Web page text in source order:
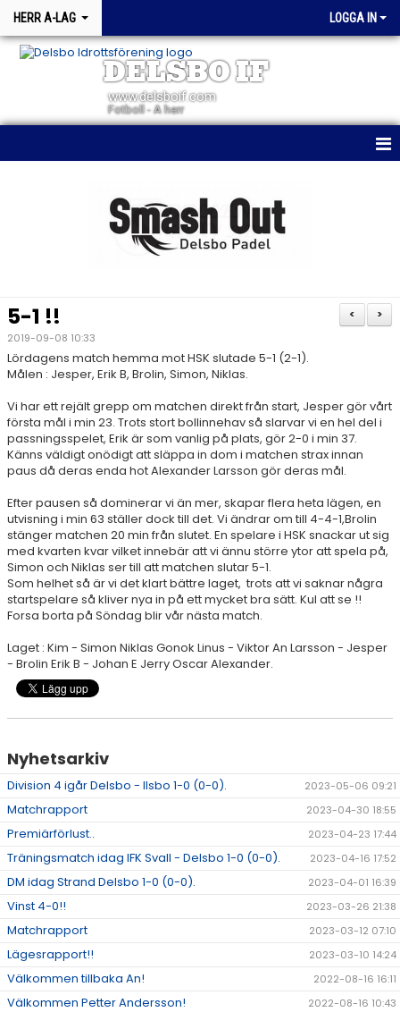
HERR A-LAG LOGGA IN
DELSBO IF
www.delsboif.com
Fotboll - A herr
KONTAKT
TRUPPEN
MATCHER
ARKIV
>
<
5-1 !!
2019-09-08 10:33
Lördagens match hemma mot HSK slutade 5-1 (2-1).
Målen : Jesper, Erik B, Brolin, Simon, Niklas.
Vi har ett rejält grepp om matchen direkt från start, Jesper gör vårt
första mål i min 23. Trots stort bollinnehav så slarvar vi en hel del i
passningsspelet, Erik är som vanlig på plats, gör 2-0 i min 37.
Känns väldigt onödigt att släppa in dom i matchen strax innan
paus då deras enda hot Alexander Larsson gör deras mål.
Efter pausen så dominerar vi än mer, skapar flera heta lägen, en
utvisning i min 63 ställer dock till det. Vi ändrar om till 4-4-1,Brolin
stänger matchen 20 min från slutet. En spelare i HSK snackar ut sig
med kvarten kvar vilket innebär att vi ännu större ytor att spela på,
Simon och Niklas ser till att matchen slutar 5-1.
Som helhet så är vi det klart bättre laget, trots att vi saknar några
startspelare så kliver nya in på ett mycket bra sätt. Kul att se !!
Forsa borta på Söndag blir vår nästa match.
Laget : Kim - Simon Niklas Gonok Linus - Viktor An Larsson - Jesper
- Brolin Erik B - Johan E Jerry Oscar Alexander.
Nyhetsarkiv
Division 4 igår Delsbo - Ilsbo 1-0 (0-0). 2023-05-06 09:21
Matchrapport 2023-04-30 18:55
Premiärförlust.. 2023-04-23 17:44
Träningsmatch idag IFK Svall - Delsbo 1-0 (0-0). 2023-04-16 17:52
DM idag Strand Delsbo 1-0 (0-0). 2023-04-01 16:39
Vinst 4-0!! 2023-03-26 21:38
Matchrapport 2023-03-12 07:10
Lägesrapport!! 2023-03-10 14:24
Välkommen tillbaka An! 2022-08-16 16:11
Välkommen Petter Andersson! 2022-08-16 10:43